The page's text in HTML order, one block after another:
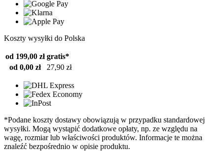
Koszty wysyłki do Polska
od 199,00 zł gratis*
od 0,00 zł
27,90 zł
*Podane koszty dostawy obowiązują w przypadku standardowej
wysyłki. Mogą wystąpić dodatkowe opłaty, np. ze względu na
wagę, rozmiar lub właściwości produktów. Informacje te można
znaleźć bezpośrednio w opisie produktu.